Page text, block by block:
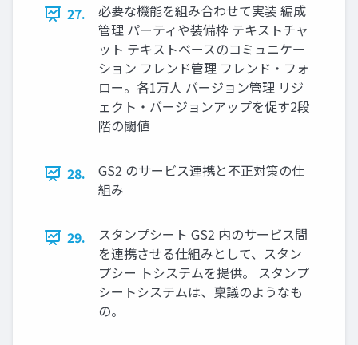
27.
必要な機能を組み合わせて実装 編成
管理 パーティや装備枠 テキストチャ
ット テキストベースのコミュニケー
ション フレンド管理 フレンド・フォ
ロー。各1万⼈ バージョン管理 リジ
ェクト・バージョンアップを促す2段
階の閾値
28.
GS2 のサービス連携と不正対策の仕
組み
29.
スタンプシート GS2 内のサービス間
を連携させる仕組みとして、スタン
プシー トシステムを提供。 スタンプ
シートシステムは、稟議のようなも
の。